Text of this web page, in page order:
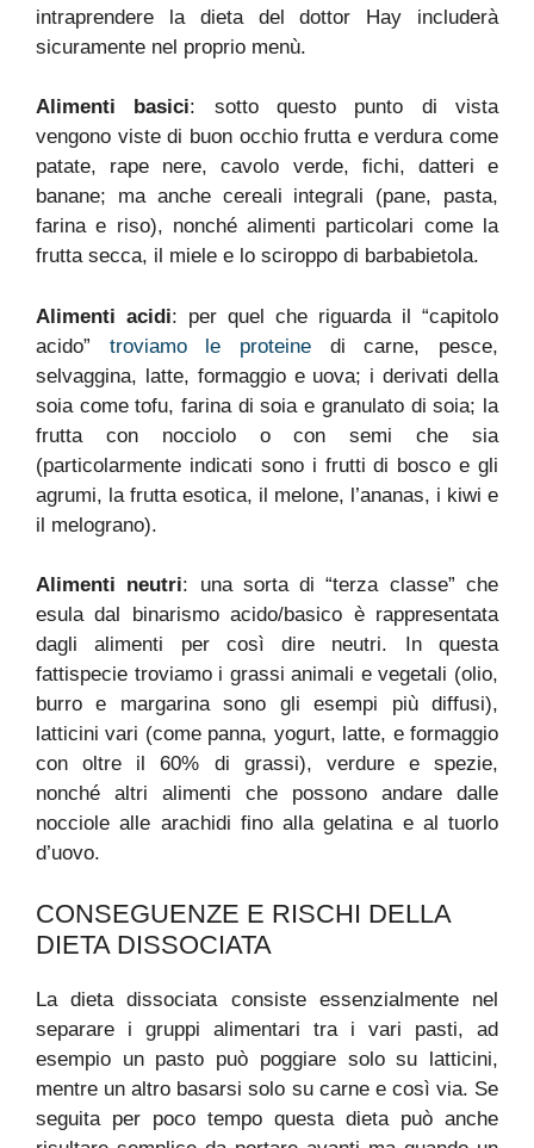
intraprendere la dieta del dottor Hay includerà
sicuramente nel proprio menù.
Alimenti basici: sotto questo punto di vista
vengono viste di buon occhio frutta e verdura come
patate, rape nere, cavolo verde, fichi, datteri e
banane; ma anche cereali integrali (pane, pasta,
farina e riso), nonché alimenti particolari come la
frutta secca, il miele e lo sciroppo di barbabietola.
Alimenti acidi: per quel che riguarda il “capitolo
acido” troviamo le proteine di carne, pesce,
selvaggina, latte, formaggio e uova; i derivati della
soia come tofu, farina di soia e granulato di soia; la
frutta con nocciolo o con semi che sia
(particolarmente indicati sono i frutti di bosco e gli
agrumi, la frutta esotica, il melone, l’ananas, i kiwi e
il melograno).
Alimenti neutri: una sorta di “terza classe” che
esula dal binarismo acido/basico è rappresentata
dagli alimenti per così dire neutri. In questa
fattispecie troviamo i grassi animali e vegetali (olio,
burro e margarina sono gli esempi più diffusi),
latticini vari (come panna, yogurt, latte, e formaggio
con oltre il 60% di grassi), verdure e spezie,
nonché altri alimenti che possono andare dalle
nocciole alle arachidi fino alla gelatina e al tuorlo
d’uovo.
CONSEGUENZE E RISCHI DELLA
DIETA DISSOCIATA
La dieta dissociata consiste essenzialmente nel
separare i gruppi alimentari tra i vari pasti, ad
esempio un pasto può poggiare solo su latticini,
mentre un altro basarsi solo su carne e così via. Se
seguita per poco tempo questa dieta può anche